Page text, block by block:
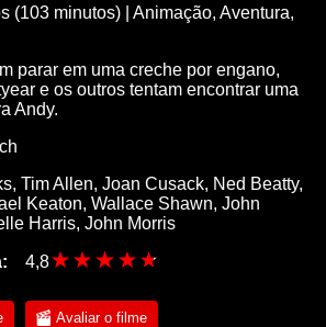
(103 minutos) | Animação, Aventura,
parar em uma creche por engano,
e os outros tentam encontrar uma
Andy.
Tim Allen, Joan Cusack, Ned Beatty,
Keaton, Wallace Shawn, John
Harris, John Morris
4,8
Avaliar o filme